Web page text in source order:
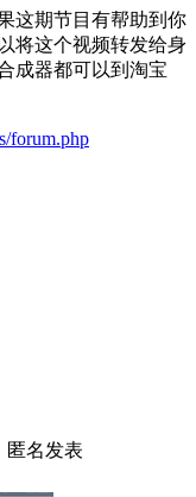
这期节目有帮助到你
将这个视频转发给身
成器都可以到淘宝
forum.php
匿名发表